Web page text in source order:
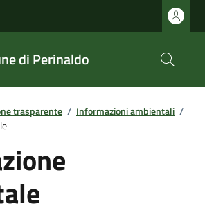
di Perinaldo
trasparente / Informazioni ambientali /